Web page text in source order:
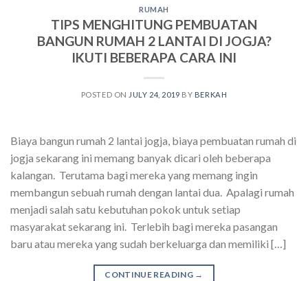
RUMAH
TIPS MENGHITUNG PEMBUATAN
BANGUN RUMAH 2 LANTAI DI JOGJA?
IKUTI BEBERAPA CARA INI
POSTED ON JULY 24, 2019 BY BERKAH
Biaya bangun rumah 2 lantai jogja, biaya pembuatan rumah di
jogja sekarang ini memang banyak dicari oleh beberapa
kalangan. Terutama bagi mereka yang memang ingin
membangun sebuah rumah dengan lantai dua. Apalagi rumah
menjadi salah satu kebutuhan pokok untuk setiap
masyarakat sekarang ini. Terlebih bagi mereka pasangan
baru atau mereka yang sudah berkeluarga dan memiliki […]
CONTINUE READING →